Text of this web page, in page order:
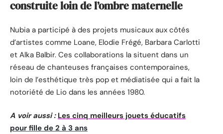
construite loin de l’ombre maternelle
Nubia a participé à des projets musicaux aux côtés
d’artistes comme Loane, Elodie Frégé, Barbara Carlotti
et Alka Balbir. Ces collaborations la situent dans un
réseau de chanteuses françaises contemporaines,
loin de l’esthétique très pop et médiatisée qui a fait la
notoriété de Lio dans les années 1980.
A voir aussi : Les cinq meilleurs jouets éducatifs
pour fille de 2 à 3 ans